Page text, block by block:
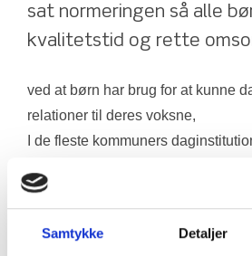
Samtykke Detaljer
sat normeringen så alle
kvalitetstid og rette
ved at børn har brug for at kunne
relationer til deres voksne,
I de fleste kommuners
have alvorlige konsekvenser for